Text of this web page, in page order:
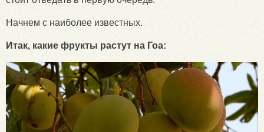
Начнем с наиболее известных.
Итак, какие фрукты растут на Гоа: